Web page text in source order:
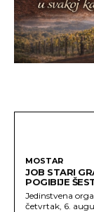
MOSTAR
JOB STARI
POGIBIJE
Jedinstvena
četvrtak, 6.